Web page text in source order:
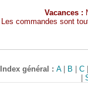
Vacances :
Les commandes sont
Index général :A| B |C